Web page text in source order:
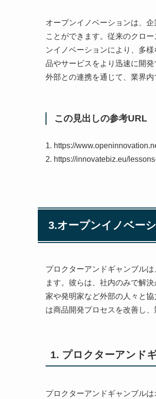
オープンイノベーションは、
ことができます。従来のクロ
ンイノベーションにより、多
品やサービスをより迅速に開
外部との連携を通じて、業界
この見出しの参考URL
1. https://
2. https://innovatebiz.eu/
3.オープンイノベー
プロクターアンドギャンブル
ます。彼らは、社内のみで解
家や発明家など外部の人々と
は商品開発プロセスを改善し
1. プロクターアンド
プロクターアンドギャンブル